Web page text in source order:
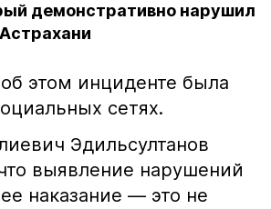
демонстративно нарушил
этом инциденте была
сетях.
Эдильсултанов
выявление нарушений
наказание — это не